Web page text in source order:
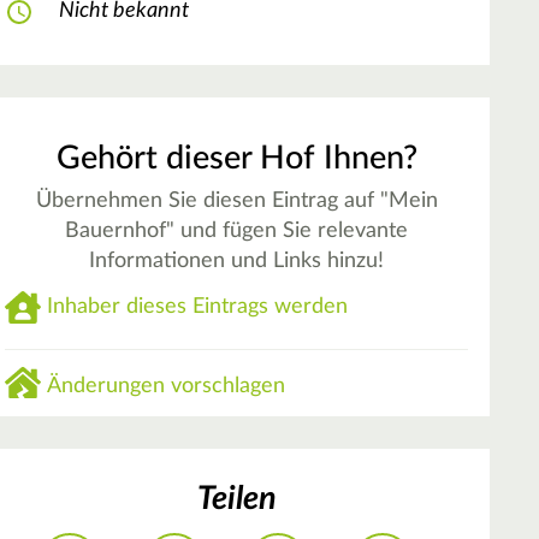
Nicht bekannt
Gehört dieser Hof Ihnen?
Übernehmen Sie diesen Eintrag auf "Mein
Bauernhof" und fügen Sie relevante
Informationen und Links hinzu!
Inhaber dieses Eintrags werden
Änderungen vorschlagen
Teilen